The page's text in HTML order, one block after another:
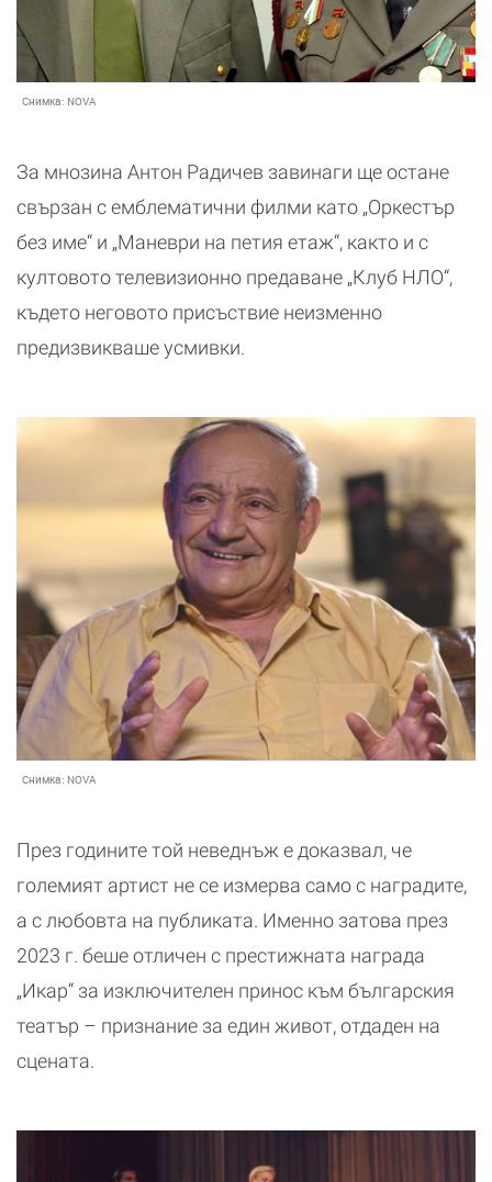
Снимка: NOVA
За мнозина Антон Радичев завинаги ще остане
свързан с емблематични филми като „Оркестър
без име“ и „Маневри на петия етаж“, както и с
култовото телевизионно предаване „Клуб НЛО“,
където неговото присъствие неизменно
предизвикваше усмивки.
Снимка: NOVA
През годините той неведнъж е доказвал, че
големият артист не се измерва само с наградите,
а с любовта на публиката. Именно затова през
2023 г. беше отличен с престижната награда
„Икар“ за изключителен принос към българския
театър – признание за един живот, отдаден на
сцената.